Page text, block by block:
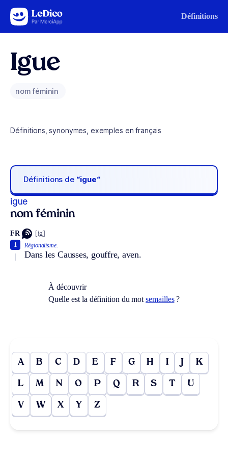
Aller au contenu Définitions
Igue
nom féminin
Définitions, synonymes, exemples en français
Définitions de “igue“
igue
nom féminin
FR [ig]
Régionalisme.
Dans les Causses, gouffre, aven.
1
À découvrir
Quelle est la définition du motsemailles?
A B C D E F G H I J K
L M N O P Q R S T U
V W X Y Z